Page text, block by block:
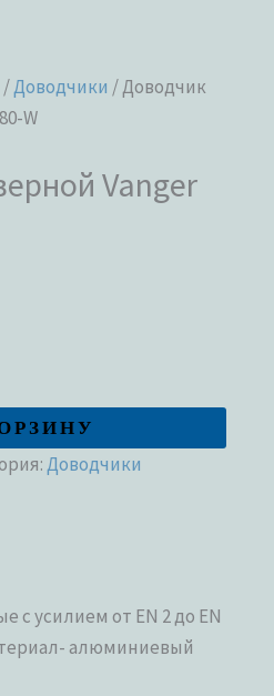
/Доводчики / Доводчик
W
Vanger
Доводчики
с усилием от EN 2 до EN
алюминиевый